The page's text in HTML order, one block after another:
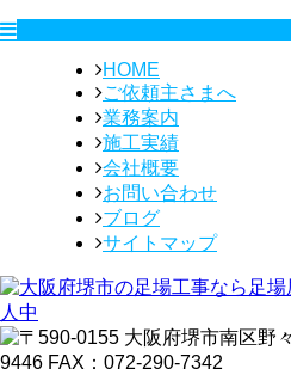
HOME
ご依頼主さまへ
業務案内
施工実績
会社概要
お問い合わせ
ブログ
サイトマップ